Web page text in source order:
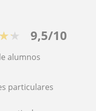
9,5/10
alumnos
particulares